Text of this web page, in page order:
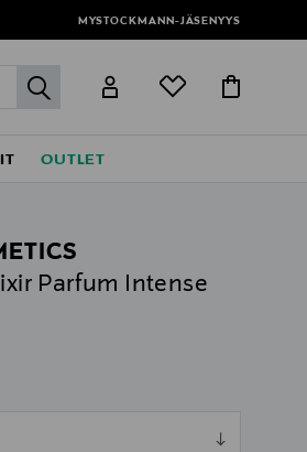
MYSTOCKMANN-JÄSENYYS
label.header.go
OUTLET
Parfum Intense